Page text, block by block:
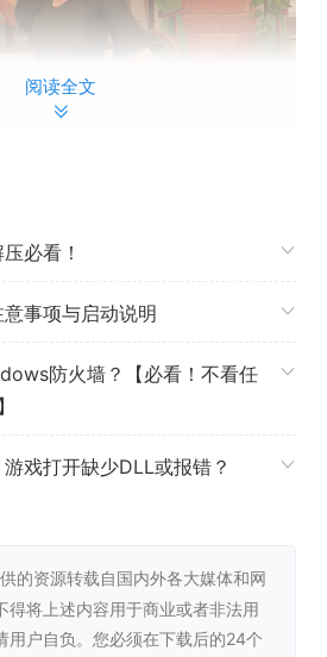
帮手
在你身边的是你的懒表弟阿方索，
。众所周知，人多力量大，所以邀
起创建意大利披萨帝国！
队在线竞技模式中一决高下！顶尖
艺比拼。你和你的团队有实力赢得
阅读全文
必看！
事项与启动说明
防火墙？【必看！不看任
戏打开缺少DLL或报错？
的资源转载自国内外各大媒体和网
得将上述内容用于商业或者非法用
用户自负。您必须在下载后的24个